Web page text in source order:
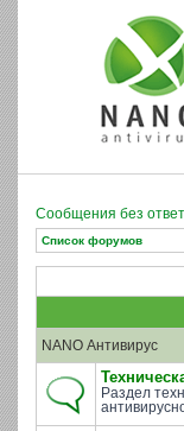
Сообщения без
Список форумов
NANO Антивирус
Раздел